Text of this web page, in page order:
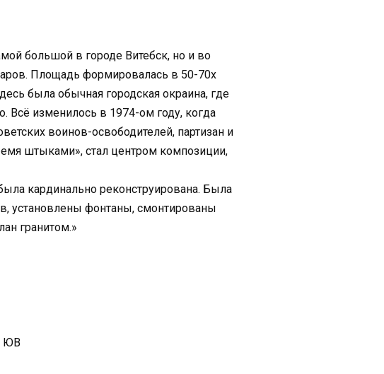
большой в городе Витебск, но и во
Площадь формировалась в 50-70х
была обычная городская окраина, где
Всё изменилось в 1974-ом году, когда
воинов-освободителей, партизан и
штыками», стал центром композиции,
кардинально реконструирована. Была
установлены фонтаны, смонтированы
гранитом.»
ЮВ